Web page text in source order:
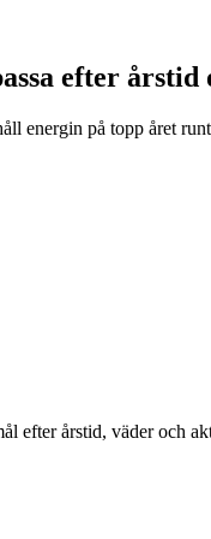
efter årstid
energin på topp året runt
efter årstid, väder och